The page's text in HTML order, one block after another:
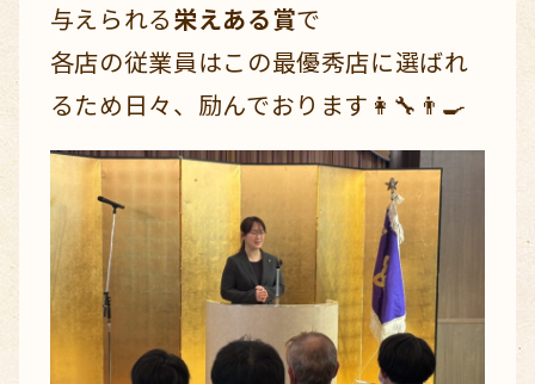
与えられる栄えある賞で
各店の従業員はこの最優秀店に選ばれ
るため日々、励んでおります👩‍🔧👨‍🍳